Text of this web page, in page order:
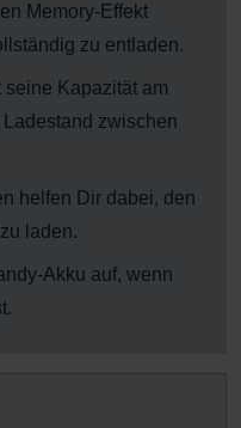
Memory-Effekt
zu entladen.
Kapazität am
zwischen
helfen Dir dabei, den
laden.
Akku auf, wenn